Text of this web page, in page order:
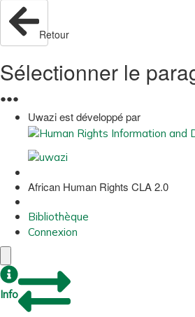
Retour
Sélectionner le
●●●
Uwazi est développé par
African Human Rights CLA 2.0
Bibliothèque
Connexion
Info